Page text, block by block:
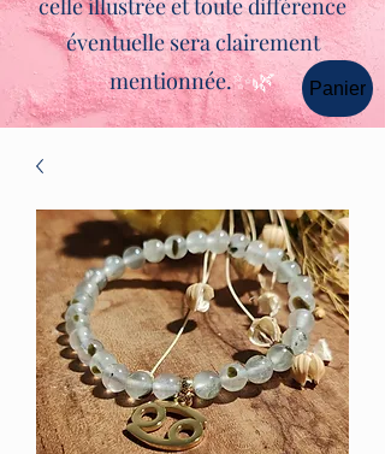
celle illustrée et toute différence
éventuelle sera clairement
mentionnée.✨🌿 Panier